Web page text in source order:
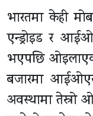
भारतमा केही
एन्ड्रोइड र
भएपछि
बजारमा आईओएस
अवस्थामा तेस्रो